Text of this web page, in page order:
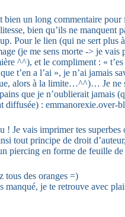
bien un long commentaire
bien qu’ils ne manquent
Pour le lien (qui ne sert plus
(je me sens morte -> je
^^), et le compliment : « t’es
t’en a l’ai », je n’ai jamais
alors à la limite…^^)… Je ne
que je n’oublierait jamais
diffusée) : emmanorexie.over-
! Je vais imprimer tes
tout principe de droit
piercing en forme de feuille
tous des oranges =)
manqué, je te retrouve avec